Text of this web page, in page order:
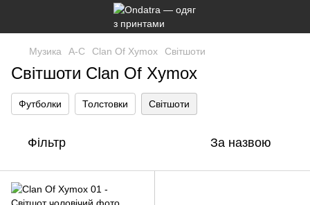
Музика A-C Clan Of Xymox Світшоти
Світшоти Clan Of Xymox
Футболки Толстовки Світшоти
Фільтр За назвою